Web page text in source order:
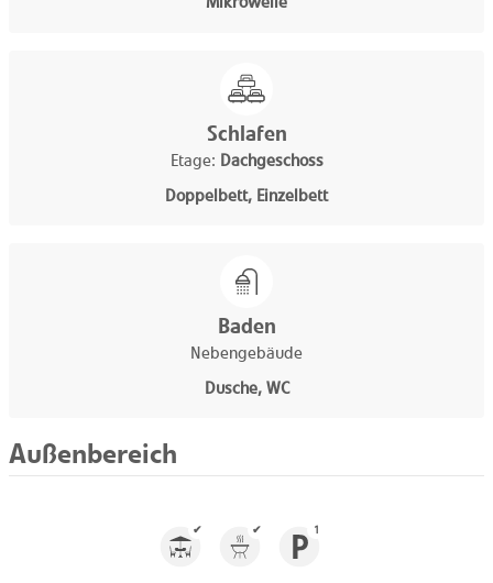
Schlafen
Etage: Dachgeschoss
Doppelbett, Einzelbett
Baden
Nebengebäude
Dusche, WC
Außenbereich
✔ ✔ 1